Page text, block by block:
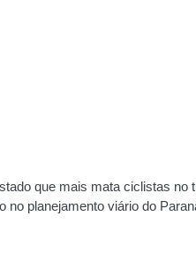
que mais mata ciclistas no
no planejamento viário do